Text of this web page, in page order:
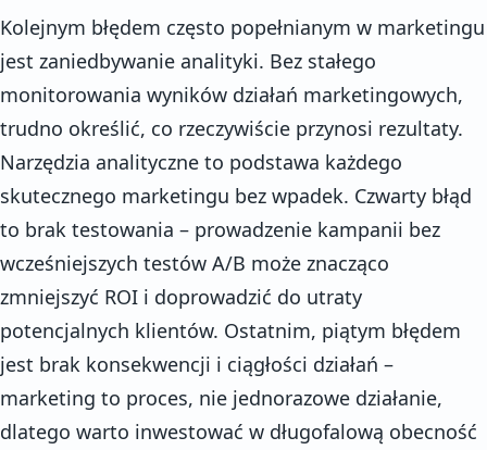
Kolejnym błędem często popełnianym w marketingu
jest zaniedbywanie analityki. Bez stałego
monitorowania wyników działań marketingowych,
trudno określić, co rzeczywiście przynosi rezultaty.
Narzędzia analityczne to podstawa każdego
skutecznego marketingu bez wpadek. Czwarty błąd
to brak testowania – prowadzenie kampanii bez
wcześniejszych testów A/B może znacząco
zmniejszyć ROI i doprowadzić do utraty
potencjalnych klientów. Ostatnim, piątym błędem
jest brak konsekwencji i ciągłości działań –
marketing to proces, nie jednorazowe działanie,
dlatego warto inwestować w długofalową obecność